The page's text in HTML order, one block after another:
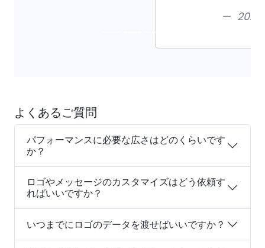
よくあるご質問
パフォーマンスに必要な広さはどのくらいです
か？
ロゴやメッセージのカスタマイズはどう依頼す
ればいいですか？
いつまでにロゴのデータを渡せばいいですか？